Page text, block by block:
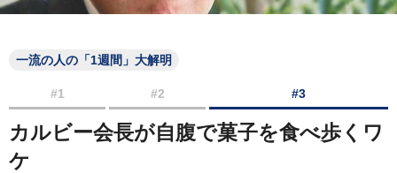
一流の人の「1週間」大解明
#1 #2 #3
カルビー会長が自腹で菓子を食べ歩くワ
ケ